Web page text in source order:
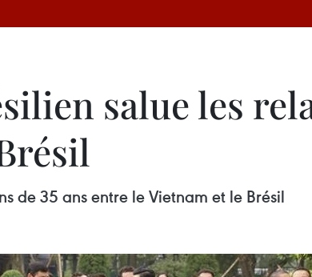
salue les
de 35 ans entre le Vietnam et le Brésil